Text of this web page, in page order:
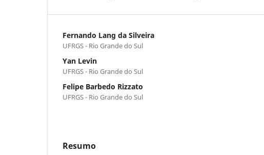
Fernando Lang da Silveira
UFRGS - Rio Grande do Sul
Yan Levin
UFRGS - Rio Grande do Sul
Felipe Barbedo Rizzato
UFRGS - Rio Grande do Sul
Resumo